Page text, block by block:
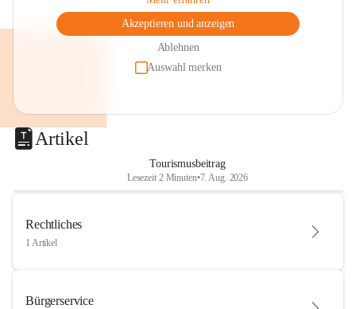
Akzeptieren und anzeigen
Ablehnen
Auswahl merken
Artikel
Tourismusbeitrag
Lesezeit 2 Minuten•7. Aug. 2026
Rechtliches
1 Artikel
Bürgerservice